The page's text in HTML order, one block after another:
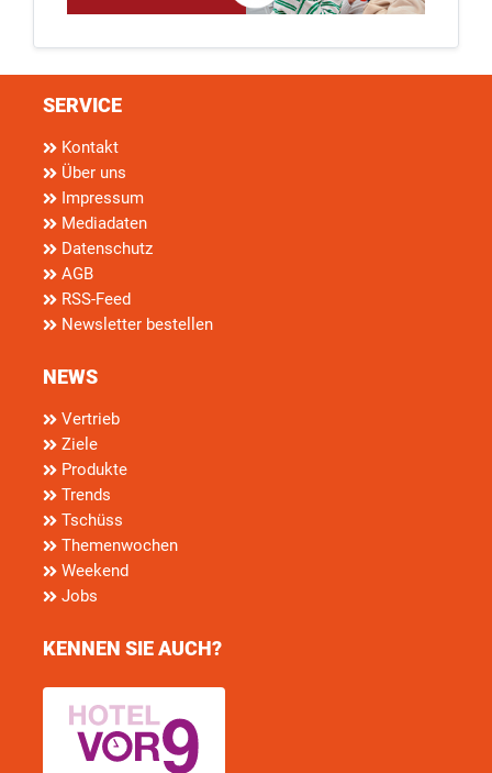
SERVICE
Kontakt
Über uns
Impressum
Mediadaten
Datenschutz
AGB
RSS-Feed
Newsletter bestellen
NEWS
Vertrieb
Ziele
Produkte
Trends
Tschüss
Themenwochen
Weekend
Jobs
KENNEN SIE AUCH?